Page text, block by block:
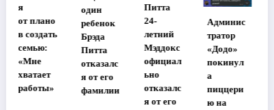
ребенок
Брэда
Питта
отказалс
я от его
фамилии
Питта
24-
летний
Мэддокс
официал
ьно
отказалс
Админис
тратор
«Додо»
покинул
а
пиццери
ю на
потеряв
шей
память
в Таилан
участниц
ы